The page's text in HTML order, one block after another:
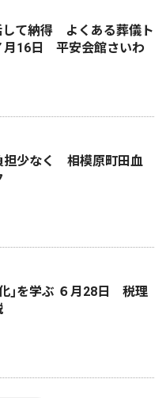
して納得 よくある葬儀ト
16日 平安会館さいわ
担少なく 相模原町田血
｣を学ぶ ６月28日 税理